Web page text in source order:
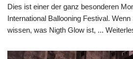
Dies ist einer der ganz besonderen
International Ballooning Festival.
wissen, was Nigth Glow ist, ...